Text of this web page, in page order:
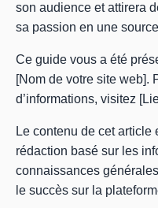
son audience et attirera
sa passion en une
Ce guide vous a été
[Nom de votre site web].
d’informations, visitez
Le contenu de cet article
rédaction basé sur les
connaissances
le succès sur la